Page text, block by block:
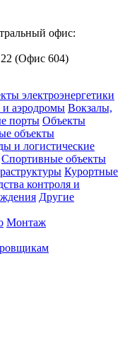
офис:
22 (Офис 604)
электроэнергетики
аэродромы Вокзалы,
порты Объекты
объекты
и логистические
Спортивные объекты
Курортные
контроля и
Другие
Монтаж